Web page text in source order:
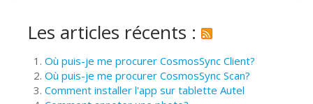
Les articles récents :
Où puis-je me procurer CosmosSync Client?
Où puis-je me procurer CosmosSync Scan?
Comment installer l'app sur tablette Autel